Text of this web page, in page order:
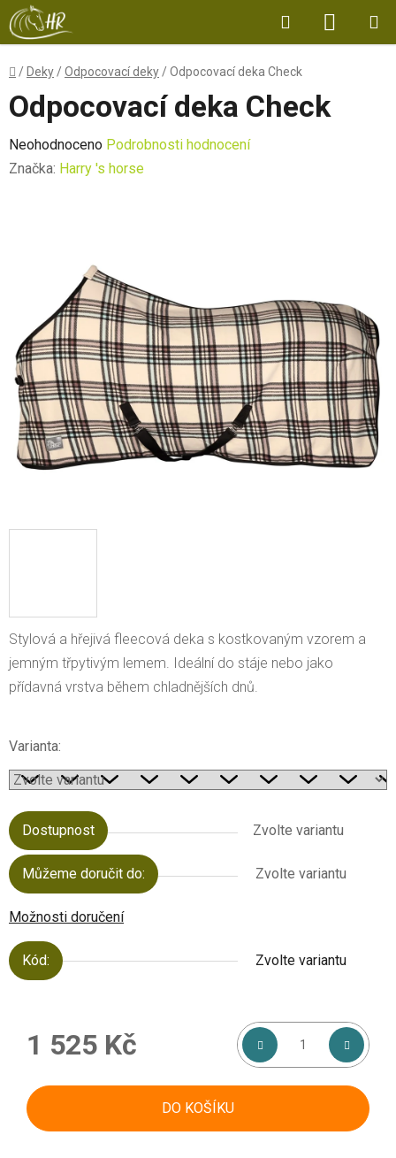
Přejít
na
obsah
Hledat
KOŠÍK
Domů
/ Deky /Odpocovací deky /Odpocovací deka Check
Stylová a hřejivá fleecová deka s kostkovaným vzorem a
jemným třpytivým lemem. Ideální do stáje nebo jako
přídavná vrstva během chladnějších dnů.
Varianta:
Dostupnost Zvolte variantu
Můžeme doručit do: Zvolte variantu
Možnosti doručení
Kód: Zvolte variantu
1 525 Kč
DO KOŠÍKU
Odpocovací deka Check
Průměrné
hodnocení
hvězdiček.
Neohodnoceno Podrobnosti hodnocení
Značka: Harry 's horse